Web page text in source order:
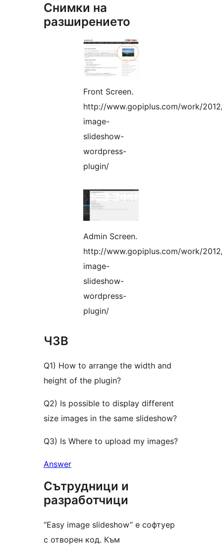
Снимки на
разширението
Front Screen.
http://www.gopiplus.com/work/
image-
slideshow-
wordpress-
plugin/
Admin Screen.
http://www.gopiplus.com/work/
image-
slideshow-
wordpress-
plugin/
ЧЗВ
Q1) How to arrange the width and
height of the plugin?
Q2) Is possible to display different
size images in the same slideshow?
Q3) Is Where to upload my images?
Answer
Сътрудници и
разработчици
“Easy image slideshow” е софтуер
с отворен код. Към